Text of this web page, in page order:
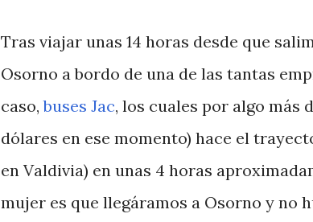
Tras viajar unas 14 horas desde que
Osorno a bordo de una de las tantas
caso,buses Jac, los cuales por algo más
dólares en ese momento) hace el
en Valdivia) en unas 4 horas
mujer es que llegáramos a Osorno y no